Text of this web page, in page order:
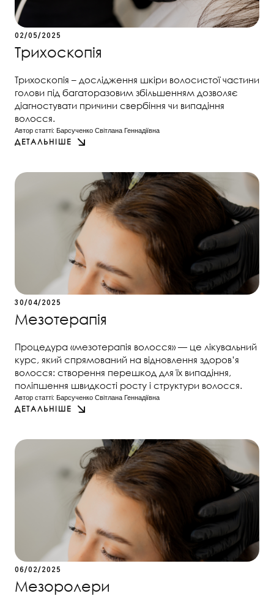
02/05/2025
Трихоскопія
Трихоскопія – дослідження шкіри волосистої частини
голови під багаторазовим збільшенням дозволяє
діагностувати причини свербіння чи випадіння
волосся.
Автор статті: Барсученко Світлана Геннадіївна
ДЕТАЛЬНІШЕ
30/04/2025
Мезотерапія
Процедура «мезотерапія волосся» — це лікувальний
курс, який спрямований на відновлення здоров’я
волосся: створення перешкод для їх випадіння,
поліпшення швидкості росту і структури волосся.
Автор статті: Барсученко Світлана Геннадіївна
ДЕТАЛЬНІШЕ
06/02/2025
Мезоролери